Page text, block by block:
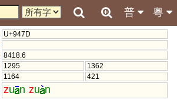
粵
普
U+947D
8418.6
1295
1362
1164
421
zu n zu n